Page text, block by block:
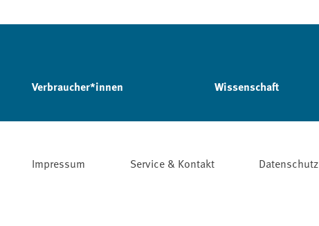
Verbraucher*innen Wissenschaft
Impressum Service & Kontakt Datenschutz